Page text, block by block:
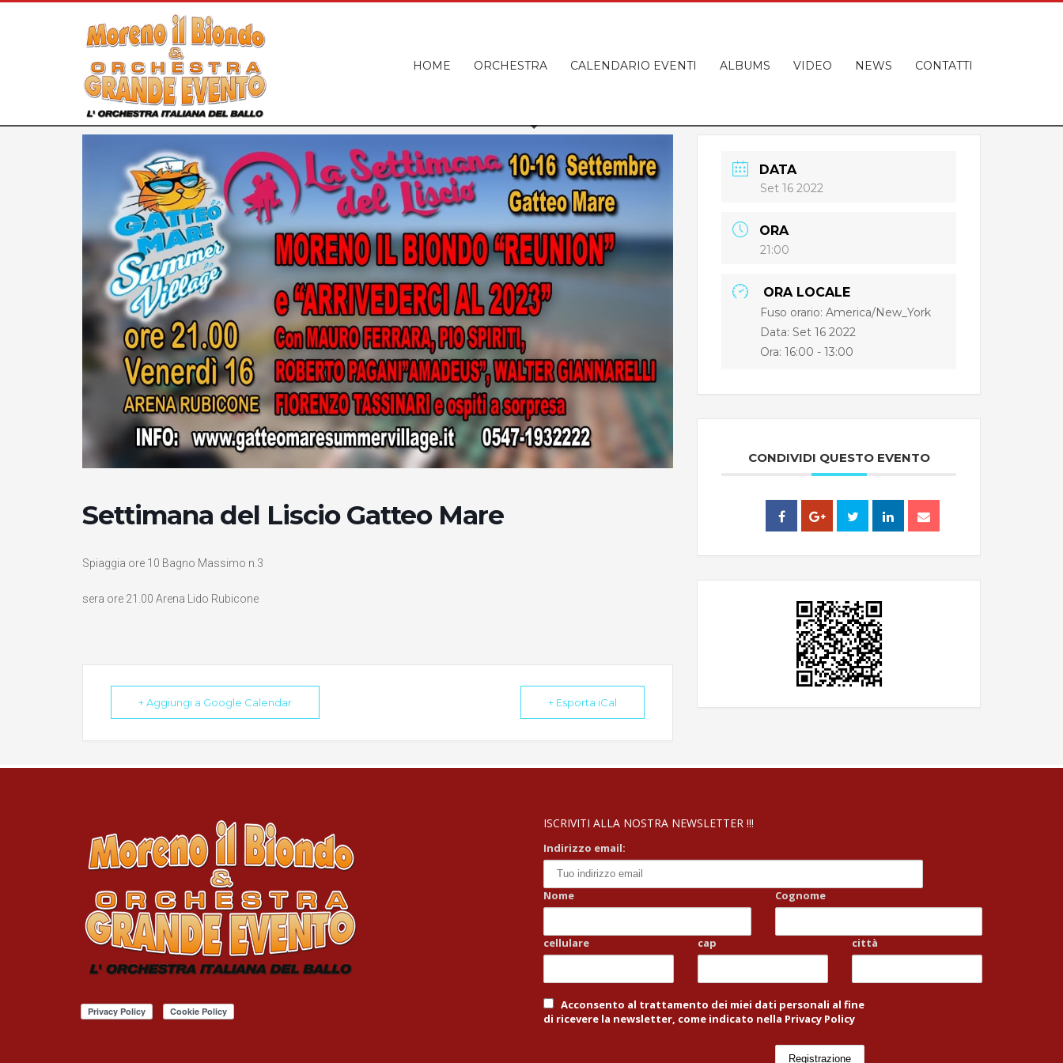
HOME ORCHESTRA CALENDARIO EVENTI ALBUMS VIDEO NEWS CONTATTI
Settimana del Liscio Gatteo Mare
Spiaggia ore 10 Bagno Massimo n.3
sera ore 21.00 Arena Lido Rubicone
+ Aggiungi a Google Calendar + Esporta iCal
DATA
Set 16 2022
ORA
21:00
ORA LOCALE
Fuso orario:America/New_York
Data: Set 16 2022
Ora:16:00 - 13:00
CONDIVIDI QUESTO EVENTO
ISCRIVITI ALLA NOSTRA NEWSLETTER !!!
Indirizzo email:
Nome Cognome
cellulare cap città
Acconsento al trattamento dei miei dati personali al fine
di ricevere la newsletter, come indicato nella Privacy Policy